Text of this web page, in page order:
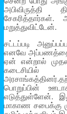
அபிவிருத்தி
மறுத்துவிட்டேன்.
சட்டப்படி
எனவே அப்பணத்தை
ஏன் என்றால்
கடைசியில்
பொறுப்பின்
எடுத்துள்ளேன்.
மாகாண சபைக்கு